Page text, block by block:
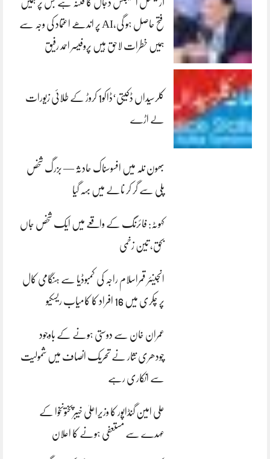
آرٹیفشل انٹلیجنس دجال کا فتنہ ہے جس پر ہمیں
فتح حاصل ہو گی،AI پر اندھے اعتماد کی وجہ سے
ہمیں خطرات لاحق ہیں پروفیسر احمد رفیق
کلرسیداں ڈکیتی‘ڈاکو1 کروڑ کے طلائی زیورات
لے اڑے
بھون نلہ میں افسوسناک حادثہ — بزرگ شخص
پلی سے گر کر نالے میں بہہ گیا
کہوٹہ: فائرنگ کے واقعے میں ایک شخص جاں
بحق، تین زخمی
انجینئر قمراسلام راجہ کی کمبوڈیا سے ہنگامی کال
پر چکری میں 16 افراد کا کامیاب ریسکیو
عمران خان سے دوستی ہونے کے باوجود
چودھری نثار نے تحریک انصاف میں شمولیت
سے انکاری رہے
علی امین گنڈاپور کا وزیراعلیٰ خیبرپختونخوا کے
عہدے سے مستعفی ہونے کا اعلان